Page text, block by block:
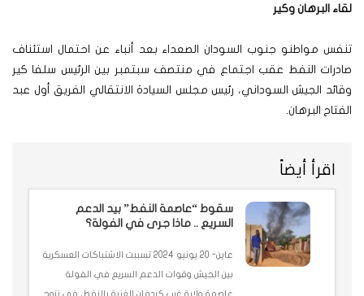
لقاء البرهان وكير
تنفس مواطنو جنوب السودان الصعداء بعد أنباء عن احتمال استئناف
صادرات النفط عقب اجتماع في منتصف سبتمبر بين الرئيس سلفا كير
وقائد الجيش السوداني، رئيس مجلس السيادة الانتقالي الفريق أول عبد
الفتاح البرهان.
اقرأ أيضاً
سقوط “عاصمة النفط” بيد الدعم
السريع .. ماذا جرى في الفولة؟
عاين- 20 يونيو 2024 تسببت الاشتباكات العسكرية
بين الجيش وقوات الدعم السريع في الفولة
عاصمة ولاية غرب كردفان الغنية بالنفط، في نزوح